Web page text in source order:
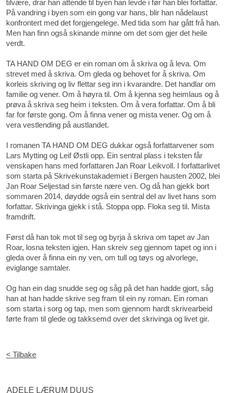
ADELE LÆRUM DUUS
tilvære, drar han attende til byen han levde i før han blei forfattar.
På vandring i byen som ein gong var hans, blir han nådelaust
konfrontert med det forgjengelege. Med tida som har gått frå han.
Men han finn også skinande minne om det som gjer det heile
verdt.
TA HAND OM DEG er ein roman om å skriva og å leva. Om
strevet med å skriva. Om gleda og behovet for å skriva. Om
korleis skriving og liv flettar seg inn i kvarandre. Det handlar om
familie og vener. Om å høyra til. Om å kjenna seg heimlaus og å
prøva å skriva seg heim i teksten. Om å vera forfattar. Om å bli
far for første gong. Om å finna vener og mista vener. Og om å
vera vestlending på austlandet.
I romanen TA HAND OM DEG dukkar også forfattarvener som
Lars Mytting og Leif Østli opp. Ein sentral plass i teksten får
venskapen hans med forfattaren Jan Roar Leikvoll. I forfattarlivet
som starta på Skrivekunstakademiet i Bergen hausten 2002, blei
Jan Roar Seljestad sin første nære ven. Og då han gjekk bort
sommaren 2014, døydde også ein sentral del av livet hans som
forfattar. Skrivinga gjekk i stå. Stoppa opp. Floka seg til. Mista
framdrift.
Først då han tok mot til seg og byrja å skriva om tapet av Jan
Roar, losna teksten igjen. Han skreiv seg gjennom tapet og inn i
gleda over å finna ein ny ven, om tull og tøys og alvorlege,
eviglange samtaler.
Og han ein dag snudde seg og såg på det han hadde gjort, såg
han at han hadde skrive seg fram til ein ny roman. Ein roman
som starta i sorg og tap, men som gjennom hardt skrivearbeid
førte fram til glede og takksemd over det skrivinga og livet gir.
< Tilbake